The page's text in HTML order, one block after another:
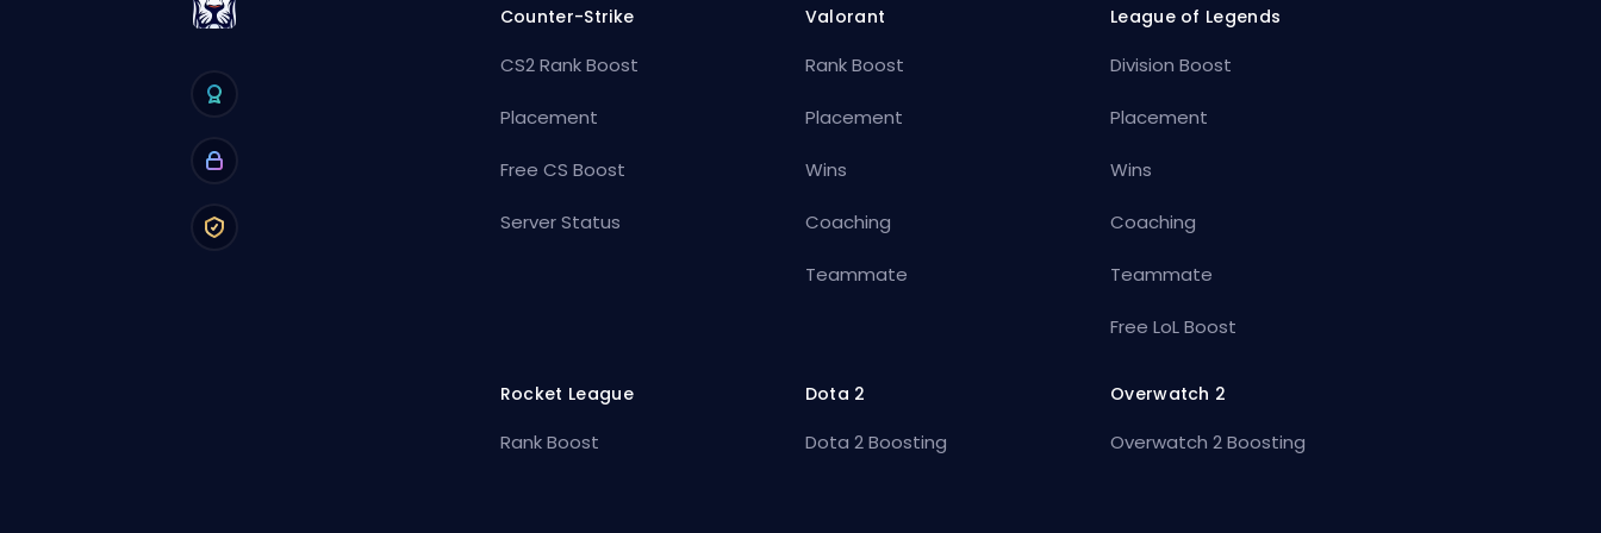
Counter-Strike
CS2 Rank Boost
Placement
Free CS Boost
Server Status
Valorant
Rank Boost
Placement
Wins
Coaching
Teammate
League of Legends
Division Boost
Placement
Wins
Coaching
Teammate
Free LoL Boost
Rocket League
Rank Boost
Dota 2
Dota 2 Boosting
Overwatch 2
Overwatch 2 Boosting